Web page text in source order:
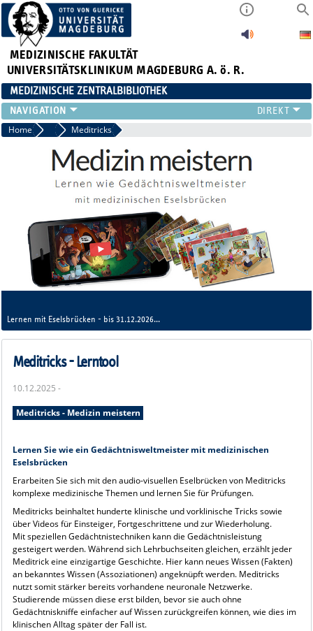
MEDIZINISCHE FAKULTÄT
UNIVERSITÄTSKLINIKUM MAGDEBURG A. ö. R.
MEDIZINISCHE ZENTRALBIBLIOTHEK
LITERATURSUCHE
INFORMATIONSKOMPETENZ
AKTUELLES
SUCHE A-Z
Home AmbossMeditricks
Meditricks
Lernen mit Eselsbrücken - bis 31.12.2026
Auch über AMBOSS nutzbar
Meditricks - Lerntool
10.12.2025 -
Meditricks - Medizin meistern
Lernen Sie wie ein Gedächtnisweltmeister mit medizinischen
Eselsbrücken
Erarbeiten Sie sich mit den audio-visuellen Eselbrücken von Meditricks
komplexe medizinische Themen und lernen Sie für Prüfungen.
Meditricks beinhaltet hunderte klinische und vorklinische Tricks sowie
über Videos für Einsteiger, Fortgeschrittene und zur Wiederholung.
Mit speziellen Gedächtnistechniken kann die Gedächtnisleistung
gesteigert werden. Während sich Lehrbuchseiten gleichen, erzählt jeder
Meditrick eine einzigartige Geschichte. Hier kann neues Wissen (Fakten)
an bekanntes Wissen (Assoziationen) angeknüpft werden. Meditricks
nutzt somit stärker bereits vorhandene neuronale Netzwerke.
Studierende müssen diese erst bilden, bevor sie auch ohne
Gedächtniskniffe einfacher auf Wissen zurückgreifen können, wie dies im
klinischen Alltag später der Fall ist.